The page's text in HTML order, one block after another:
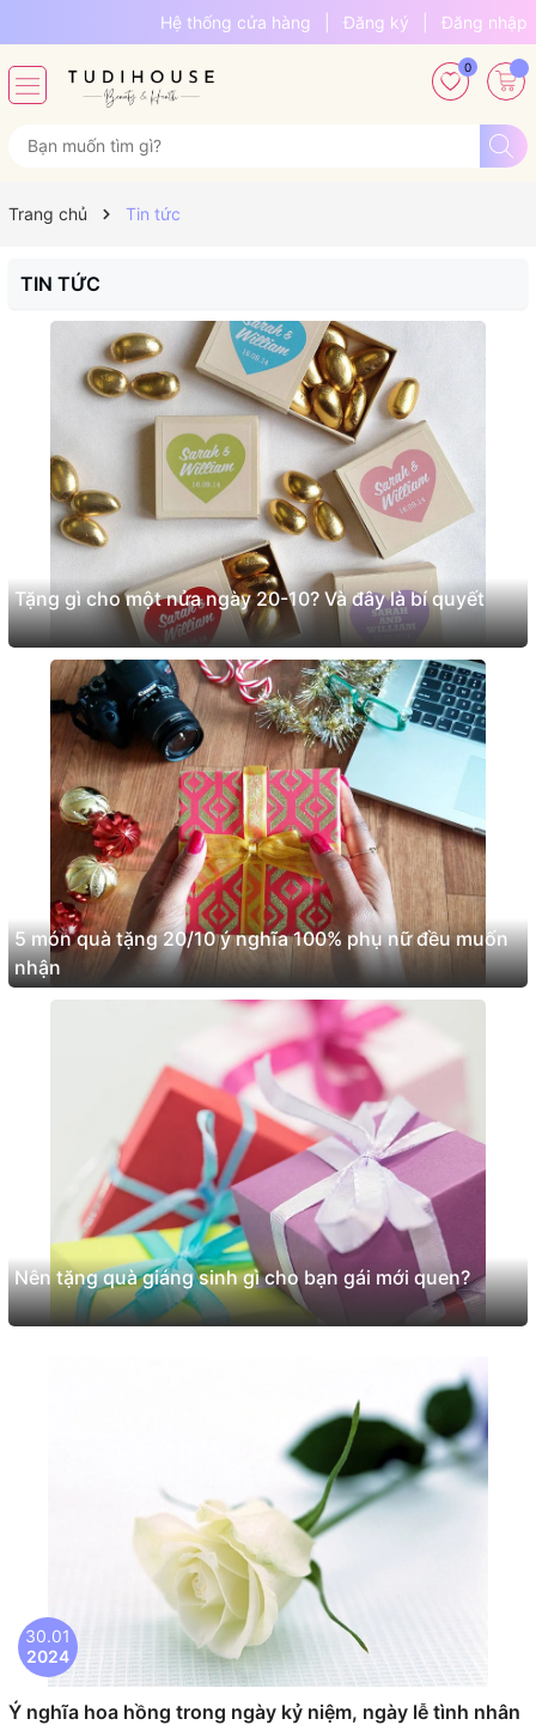
Hệ thống cửa hàng Đăng ký Đăng nhập
0
Trang chủ Tin tức
TIN TỨC
Tặng gì cho một nửa ngày 20-10? Và đây là bí quyết
5 món quà tặng 20/10 ý nghĩa 100% phụ nữ đều muốn
nhận
Nên tặng quà giáng sinh gì cho bạn gái mới quen?
30.01
2024
Ý nghĩa hoa hồng trong ngày kỷ niệm, ngày lễ tình nhân